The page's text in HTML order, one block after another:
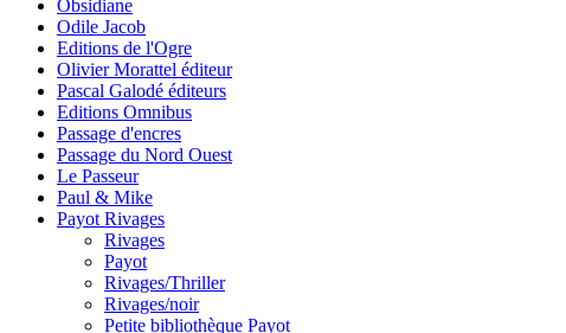
Obsidiane
Odile Jacob
Editions de l'Ogre
Olivier Morattel éditeur
Pascal Galodé éditeurs
Editions Omnibus
Passage d'encres
Passage du Nord Ouest
Le Passeur
Paul & Mike
Payot Rivages
Rivages
Payot
Rivages/Thriller
Rivages/noir
Petite bibliothèque Payot